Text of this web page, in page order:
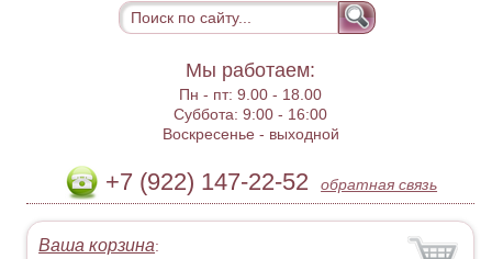
Мы работаем:
Пн - пт:9.00 - 18.00
Суббота:9:00 - 16:00
Воскресенье - выходной
+7 (922) 147-22-52 обратная связь
Ваша корзина: